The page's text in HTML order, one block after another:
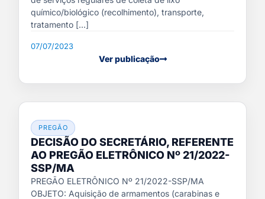
químico/biológico (recolhimento), transporte,
tratamento [...]
07/07/2023
Ver publicação
PREGÃO
DECISÃO DO SECRETÁRIO, REFERENTE
AO PREGÃO ELETRÔNICO Nº 21/2022-
SSP/MA
PREGÃO ELETRÔNICO Nº 21/2022-SSP/MA
OBJETO: Aquisição de armamentos (carabinas e